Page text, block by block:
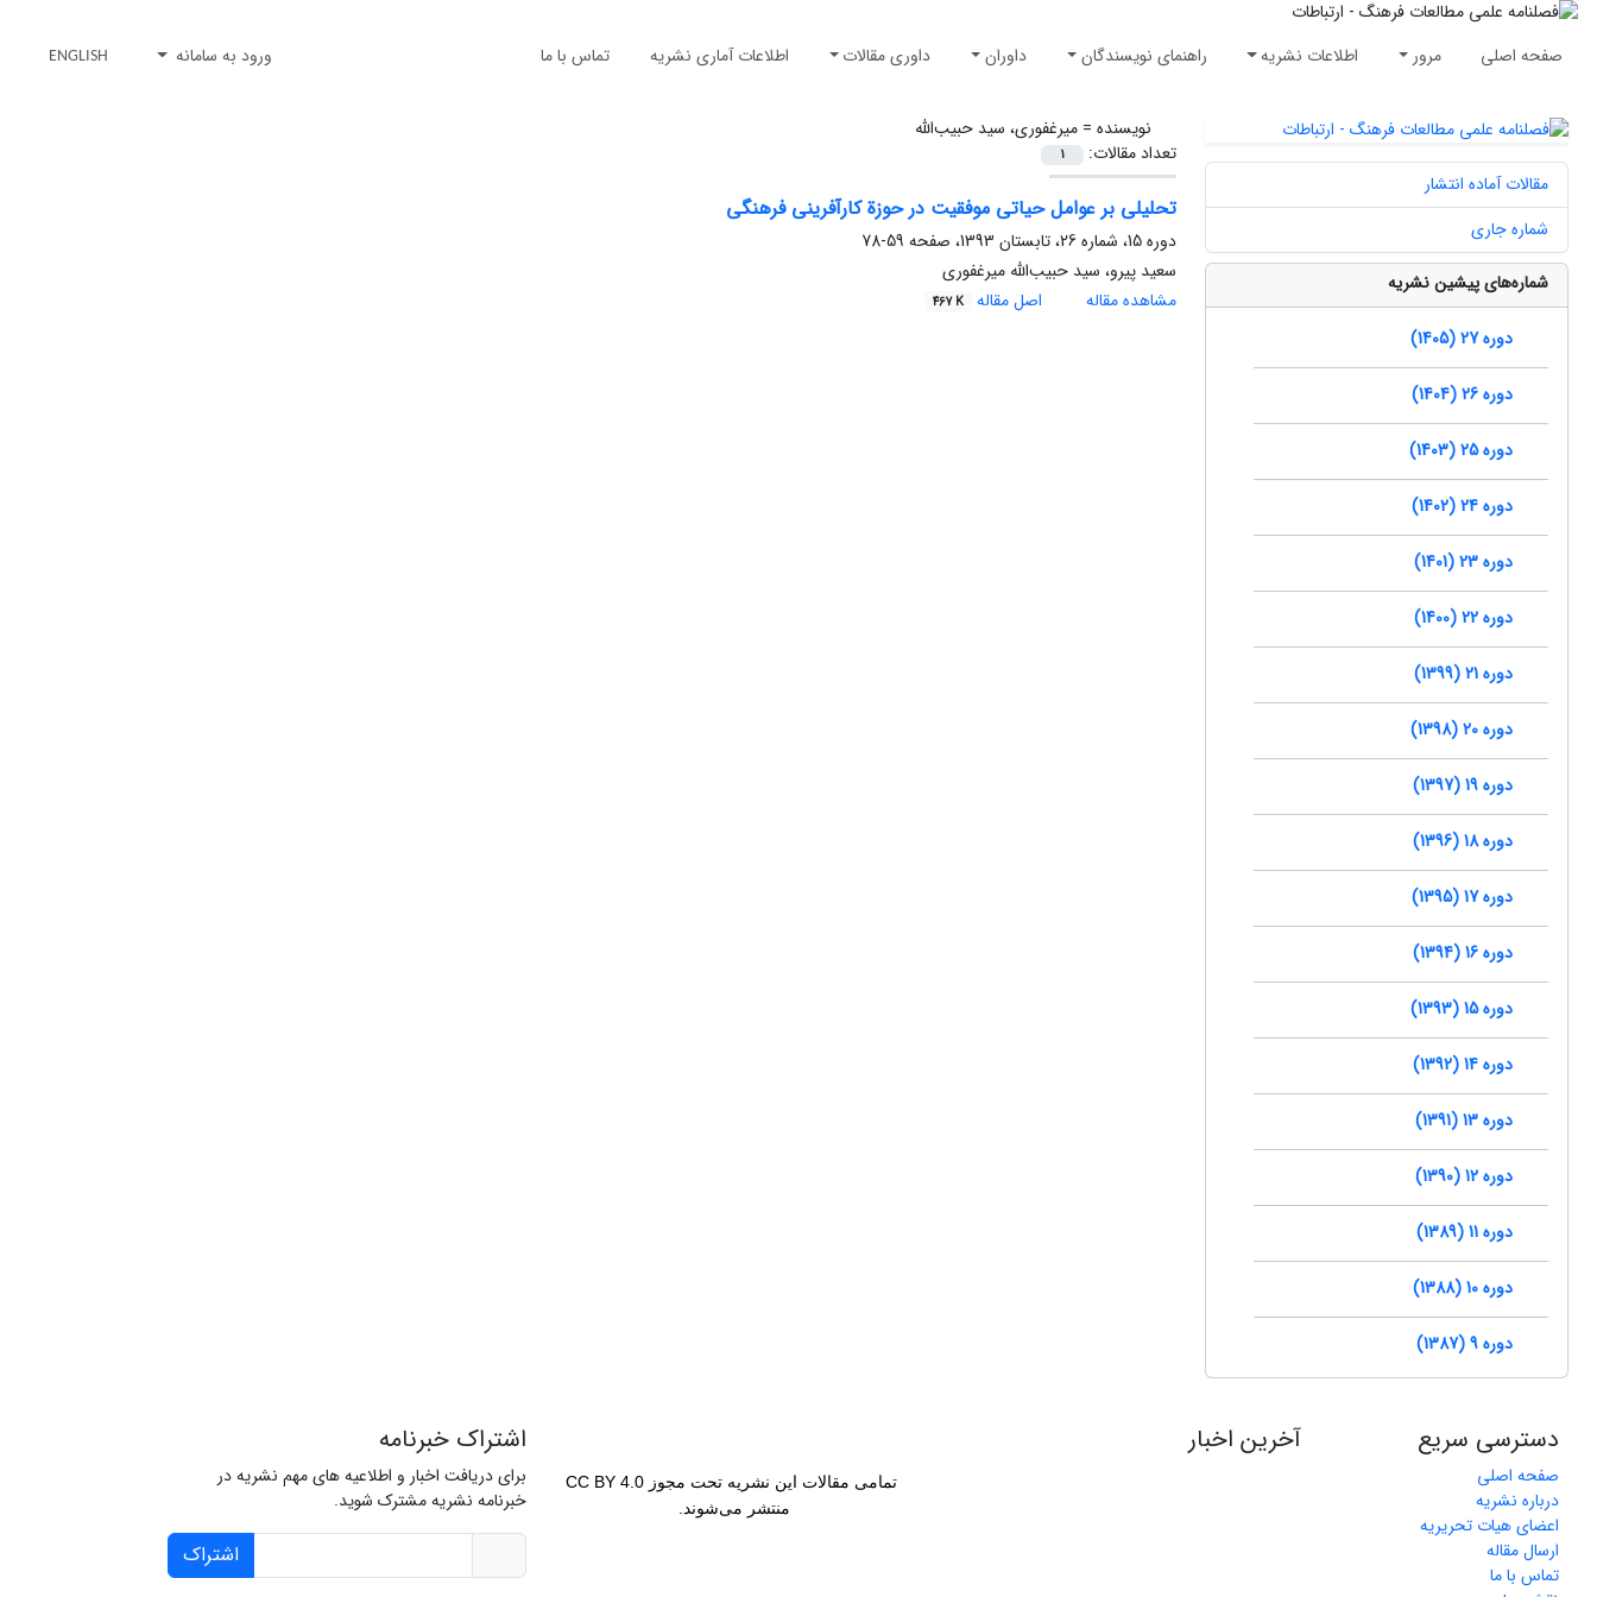
صفحه اصلی مرور اطلاعات نشریه راهنمای نویسندگان داوران داوری مقالات اطلاعات آماری نشریه تماس با ما ورود به سامانه ENGLISH
نویسنده =میرغفوری، سید حبیب‌الله
تعداد مقالات:
1
تحلیلی بر عوامل حیاتی موفقیت در حوزة کارآفرینی فرهنگی
دوره 15، شماره 26، تابستان 1393، صفحه
59-78
سعید پیرو، سید حبیب‌الله میرغفوری
مشاهده مقاله
اصل مقاله 467 K
مقالات آماده انتشار
شماره جاری
شماره‌های پیشین نشریه
دوره 27 (1405)
دوره 26 (1404)
دوره 25 (1403)
دوره 24 (1402)
دوره 23 (1401)
دوره 22 (1400)
دوره 21 (1399)
دوره 20 (1398)
دوره 19 (1397)
دوره 18 (1396)
دوره 17 (1395)
دوره 16 (1394)
دوره 15 (1393)
دوره 14 (1392)
دوره 13 (1391)
دوره 12 (1390)
دوره 11 (1389)
دوره 10 (1388)
دوره 9 (1387)
دسترسی سریع
صفحه اصلی
درباره نشریه
اعضای هیات تحریریه
ارسال مقاله
تماس با ما
آخرین اخبار
تمامی مقالات این نشریه تحت مجوز CC BY 4.0
منتشر می‌شوند.
اشتراک خبرنامه
برای دریافت اخبار و اطلاعیه های مهم نشریه در
خبرنامه نشریه مشترک شوید.
اشتراک